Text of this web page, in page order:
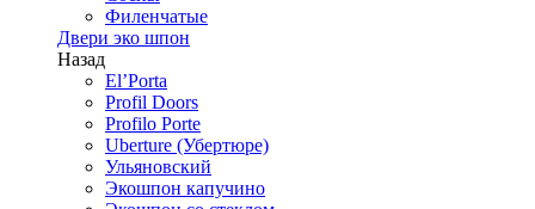
Филенчатые
Двери эко шпон
Назад
El’Porta
Profil Doors
Profilo Porte
Uberture (Убертюре)
Ульяновский
Экошпон капучино